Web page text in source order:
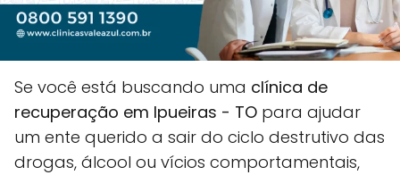
Se você está buscando uma clínica de
recuperação em Ipueiras - TO para ajudar
um ente querido a sair do ciclo destrutivo das
drogas, álcool ou vícios comportamentais,